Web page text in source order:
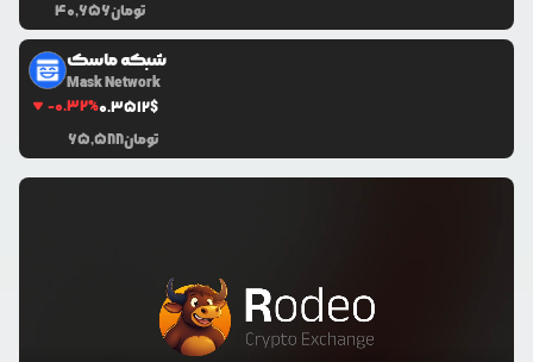
40,656تومان
شبکه ماسک
Mask Network
-0.32%0.3512$
65,588تومان